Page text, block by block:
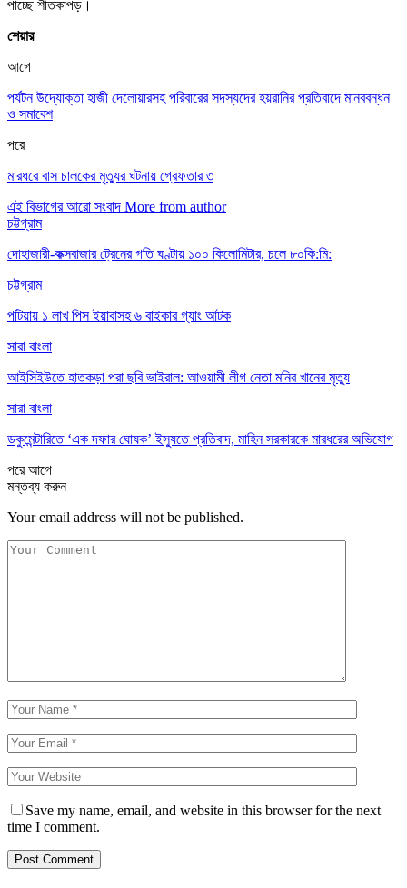
পাচ্ছে শীতকাপড়।
শেয়ার
আগে
পর্যটন উদ্যোক্তা হাজী দেলোয়ারসহ পরিবারের সদস্যদের হয়রানির প্রতিবাদে মানববন্ধন
ও সমাবেশ
পরে
মারধরে বাস চালকের মৃত্যুর ঘটনায় গ্রেফতার ৩
এই বিভাগের আরো সংবাদ More from author
চট্টগ্রাম
দোহাজারী-কক্সবাজার ট্রেনের গতি ঘণ্টায় ১০০ কিলোমিটার, চলে ৮০কি:মি:
চট্টগ্রাম
পটিয়ায় ১ লাখ পিস ইয়াবাসহ ৬ বাইকার গ্যাং আটক
সারা বাংলা
আইসিইউতে হাতকড়া পরা ছবি ভাইরাল: আওয়ামী লীগ নেতা মনির খানের মৃত্যু
সারা বাংলা
ডকুমেন্টারিতে ‘এক দফার ঘোষক’ ইস্যুতে প্রতিবাদ, মাহিন সরকারকে মারধরের অভিযোগ
পরেআগে
মন্তব্য করুন
Your email address will not be published.
Save my name, email, and website in this browser for the next
time I comment.